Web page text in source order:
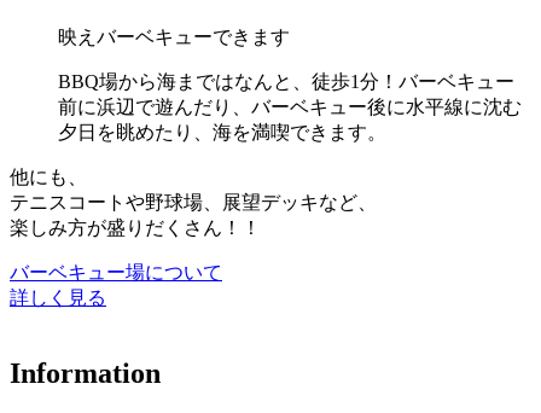
映えバーベキューできます
BBQ場から海まではなんと、徒歩1分！バーベキュー
前に浜辺で遊んだり、バーベキュー後に水平線に沈む
夕日を眺めたり、海を満喫できます。
他にも、
テニスコートや野球場、展望デッキなど、
楽しみ方が盛りだくさん！！
バーベキュー場について
詳しく見る
Information